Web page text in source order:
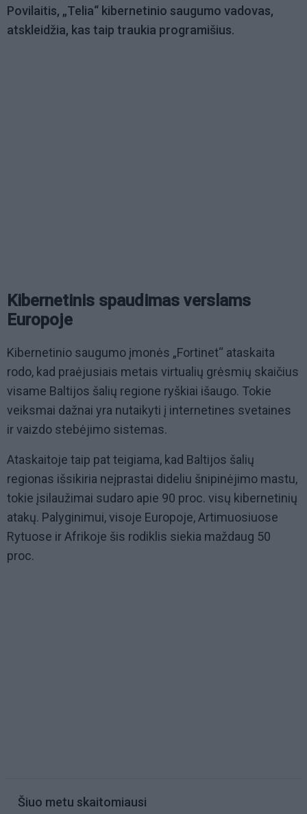
Povilaitis, „Telia“ kibernetinio saugumo vadovas,
atskleidžia, kas taip traukia programišius.
Kibernetinis spaudimas verslams
Europoje
Kibernetinio saugumo įmonės „Fortinet“ ataskaita
rodo, kad praėjusiais metais virtualių grėsmių skaičius
visame Baltijos šalių regione ryškiai išaugo. Tokie
veiksmai dažnai yra nutaikyti į internetines svetaines
ir vaizdo stebėjimo sistemas.
Ataskaitoje taip pat teigiama, kad Baltijos šalių
regionas išsikiria neįprastai dideliu šnipinėjimo mastu,
tokie įsilaužimai sudaro apie 90 proc. visų kibernetinių
atakų. Palyginimui, visoje Europoje, Artimuosiuose
Rytuose ir Afrikoje šis rodiklis siekia maždaug 50
proc.
Šiuo metu skaitomiausi